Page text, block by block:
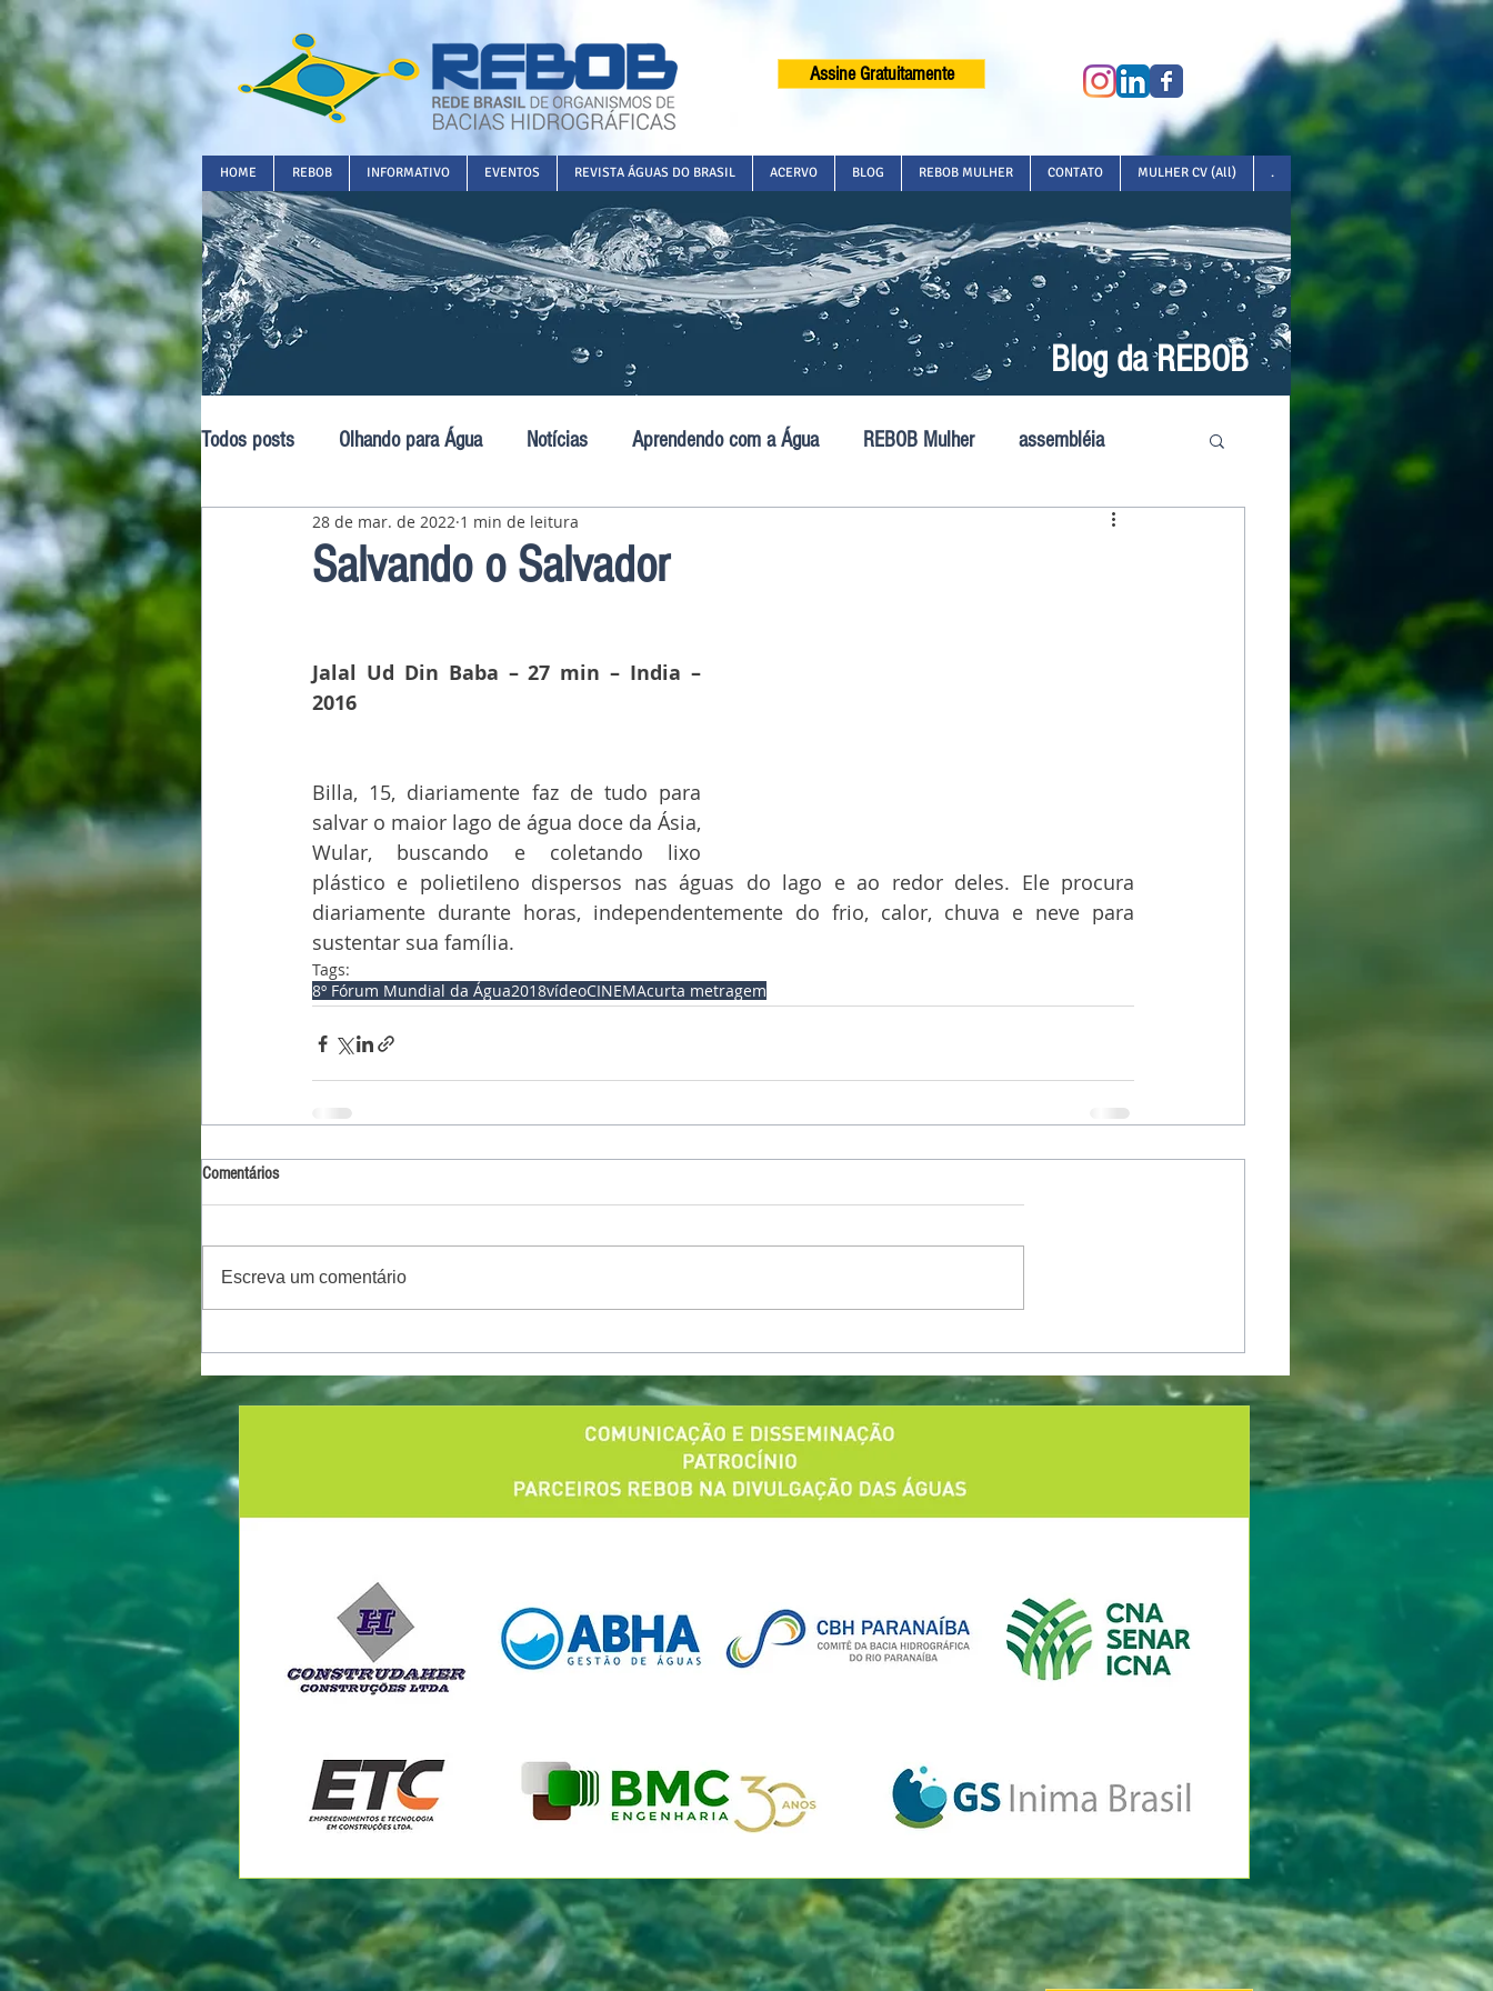
Assine Gratuitamente
HOME REBOB INFORMATIVO EVENTOS REVISTA ÁGUAS DO BRASIL ACERVO BLOG REBOB MULHER CONTATO MULHER CV (All) .
Blog da REBOB
Todos posts Olhando para Água Notícias Aprendendo com a Água REBOB Mulher assembléia
Pavilhão Latino-Americano
Salvando o Salvador
28 de mar. de 2022 1 min de leitura
Jalal Ud Din Baba – 27 min – India –
2016
Billa, 15, diariamente faz de tudo para
salvar o maior lago de água doce da Ásia,
Wular, buscando e coletando lixo
plástico e polietileno dispersos nas águas do lago e ao redor deles. Ele procura
diariamente durante horas, independentemente do frio, calor, chuva e neve para
sustentar sua família.
Tags:
8º Fórum Mundial da Água2018vídeoCINEMAcurta metragem
Comentários
Escreva um comentário